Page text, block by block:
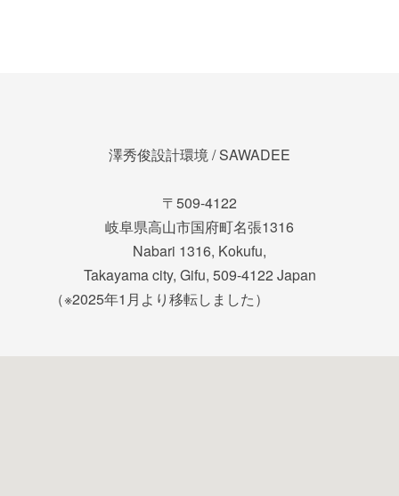
澤秀俊設計環境 / SAWADEE
〒509-4122
岐阜県高山市国府町名張1316
Nabari 1316, Kokufu,
Takayama city, Gifu, 509-4122 Japan
（※2025年1月より移転しました）